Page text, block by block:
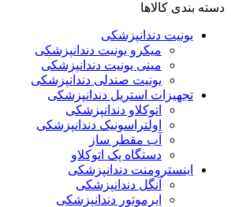
دسته بندی کالاها
یونیت دندانپزشکی
میکرو یونیت دندانپزشکی
مینی یونیت دندانپزشکی
یونیت صندلی دندانپزشکی
تجهیزات استریل دندانپزشکی
اتوکلاو دندانپزشکی
اولتراسونیک دندانپزشکی
آب مقطر ساز
دستگاه پک اتوکلاو
اینسترومنت دندانپزشکی
آنگل دندانپزشکی
ایرموتور دندانپزشکی